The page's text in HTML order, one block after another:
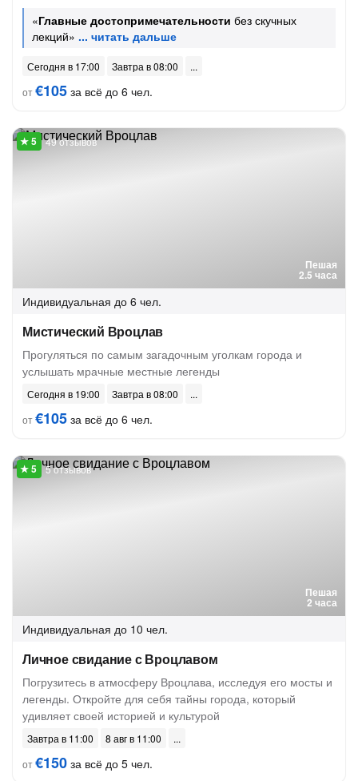
«Главные достопримечательности без скучных
лекций»
Сегодня в 17:00
Завтра в 08:00
от€105 за всё до 6 чел.
Пешая
2.5 часа
49 отзывов
Индивидуальная до 6 чел.
Мистический Вроцлав
Прогуляться по самым загадочным уголкам города и
услышать мрачные местные легенды
Сегодня в 19:00
Завтра в 08:00
от€105 за всё до 6 чел.
Пешая
2 часа
5 отзывов
Индивидуальная до 10 чел.
Личное свидание с Вроцлавом
Погрузитесь в атмосферу Вроцлава, исследуя его мосты и
легенды. Откройте для себя тайны города, который
удивляет своей историей и культурой
Завтра в 11:00
8 авг в 11:00
от€150 за всё до 5 чел.